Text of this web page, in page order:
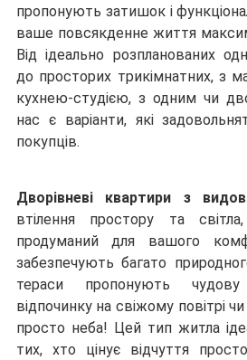
пропонують затишок і
ваше повсякденне життя
Від ідеально розпланованих
до просторих трикімнатних, з
кухнею-студією, з одним чи
нас є варіанти, які
покупців.
Дворівневі квартири з
втілення простору та
продуманий для вашого
забезпечують багато
тераси пропонують
відпочинку на свіжому повітрі
просто неба! Цей тип житла
тих, хто цінує відчуття